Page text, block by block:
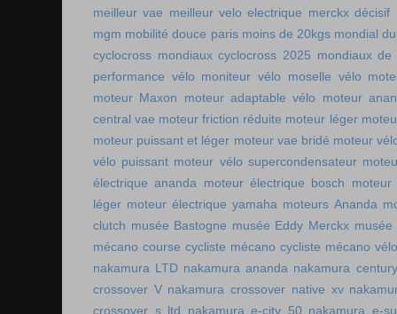
meilleur vae meilleur velo electrique merckx décisif
mgm mobilité douce paris moins de 20kgs mondial
cyclocross mondiaux cyclocross 2025 mondiaux de
performance vélo moniteur vélo moselle vélo
moteur Maxon
moteur adaptable vélo
moteur
central vae moteur friction réduite moteur léger
moteur puissant et léger moteur vae bridé moteur
vélo puissant moteur vélo supercondensateur
électrique ananda
moteur électrique bosch
moteur
léger moteur électrique yamaha moteurs Ananda
clutch musée Bastogne musée Eddy Merckx
mécano course cycliste mécano cycliste mécano vélo
nakamura LTD nakamura ananda nakamura
crossover V nakamura crossover native xv
crossover s ltd
nakamura e-city 50 nakamura e-